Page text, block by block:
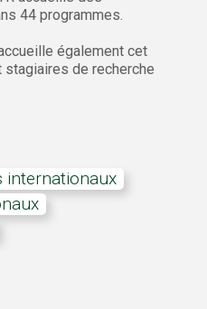
44 programmes.
également cet
de recherche
internationaux